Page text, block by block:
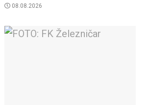
08.08.2026